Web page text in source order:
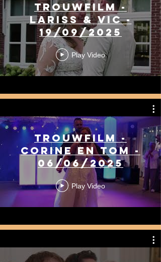
Trouwfilm -
Lariss & Vic -
19/09/2025
Play Video
Trouwfilm -
Corine en Tom -
06/06/2025
Play Video